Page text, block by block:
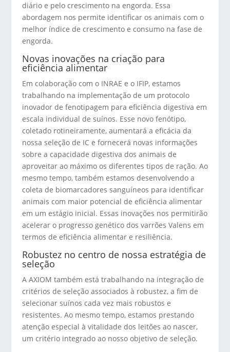
diário e pelo crescimento na engorda. Essa
abordagem nos permite identificar os animais com o
melhor índice de crescimento e consumo na fase de
engorda.
Novas inovações na criação para
eficiência alimentar
Em colaboração com o INRAE e o IFIP, estamos
trabalhando na implementação de um protocolo
inovador de fenotipagem para eficiência digestiva em
escala individual de suínos. Esse novo fenótipo,
coletado rotineiramente, aumentará a eficácia da
nossa seleção de IC e fornecerá novas informações
sobre a capacidade digestiva dos animais de
aproveitar ao máximo os diferentes tipos de ração. Ao
mesmo tempo, também estamos desenvolvendo a
coleta de biomarcadores sanguíneos para identificar
animais com maior potencial de eficiência alimentar
em um estágio inicial. Essas inovações nos permitirão
acelerar o progresso genético dos varrões Valens em
termos de eficiência alimentar e resiliência.
Robustez no centro de nossa estratégia de
seleção
A AXIOM também está trabalhando na integração de
critérios de seleção associados à robustez, a fim de
selecionar suínos cada vez mais robustos e
resistentes. Ao mesmo tempo, estamos prestando
atenção especial à vitalidade dos leitões ao nascer,
um critério integrado ao nosso objetivo de seleção.